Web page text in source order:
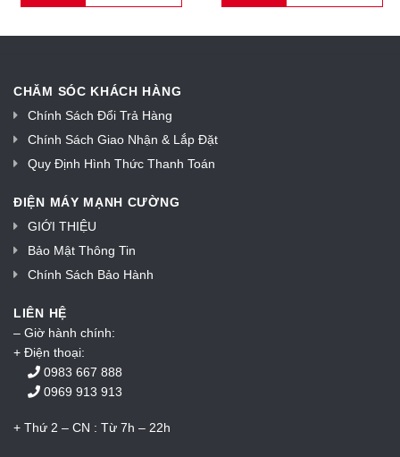
CHĂM SÓC KHÁCH HÀNG
Chính Sách Đổi Trả Hàng
Chính Sách Giao Nhận & Lắp Đặt
Quy Định Hình Thức Thanh Toán
ĐIỆN MÁY MẠNH CƯỜNG
GIỚI THIỆU
Bảo Mật Thông Tin
Chính Sách Bảo Hành
LIÊN HỆ
– Giờ hành chính:
+ Điện thoại:
0983 667 888
0969 913 913
+ Thứ 2 – CN : Từ 7h – 22h